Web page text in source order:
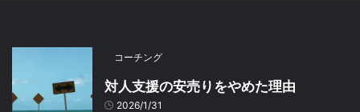
コーチング
対人支援の安売りをやめた理由
2026/1/31